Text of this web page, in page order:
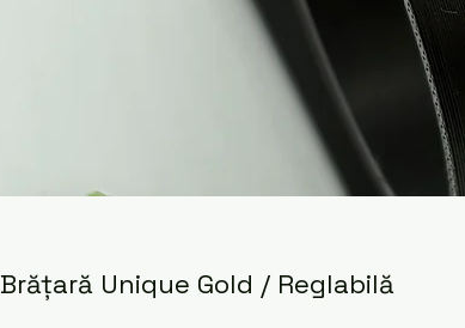
Brățară Unique Gold / Reglabilă